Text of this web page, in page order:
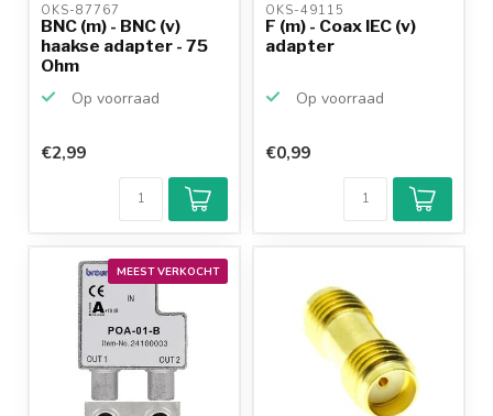
OKS-87767
BNC (m) - BNC (v)
haakse adapter - 75
Ohm
Op voorraad
€2,99
OKS-49115
F (m) - Coax IEC (v)
adapter
Op voorraad
€0,99
MEEST VERKOCHT